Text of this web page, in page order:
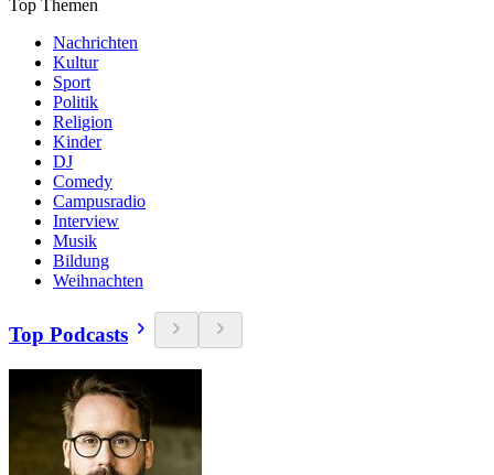
Top Themen
Nachrichten
Kultur
Sport
Politik
Religion
Kinder
DJ
Comedy
Campusradio
Interview
Musik
Bildung
Weihnachten
Top Podcasts